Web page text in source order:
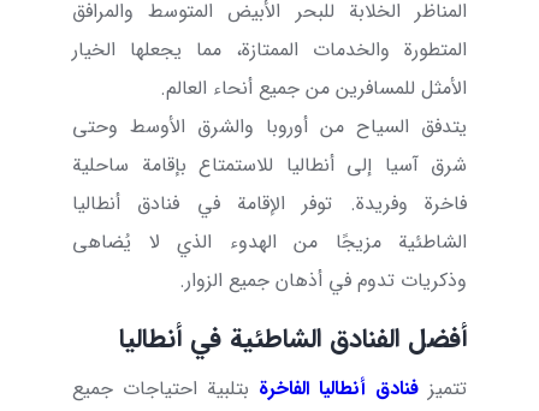
المناظر الخلابة للبحر الأبيض المتوسط والمرافق
المتطورة والخدمات الممتازة، مما يجعلها الخيار
الأمثل للمسافرين من جميع أنحاء العالم.
يتدفق السياح من أوروبا والشرق الأوسط وحتى
شرق آسيا إلى أنطاليا للاستمتاع بإقامة ساحلية
فاخرة وفريدة. توفر الإقامة في فنادق أنطاليا
الشاطئية مزيجًا من الهدوء الذي لا يُضاهى
وذكريات تدوم في أذهان جميع الزوار.
أفضل الفنادق الشاطئية في أنطاليا
تتميز فنادق أنطاليا الفاخرة بتلبية احتياجات جميع